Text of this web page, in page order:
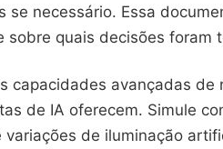
se necessário. Essa
sobre quais decisões foram
capacidades avançadas
de IA oferecem. Simule
variações de iluminação